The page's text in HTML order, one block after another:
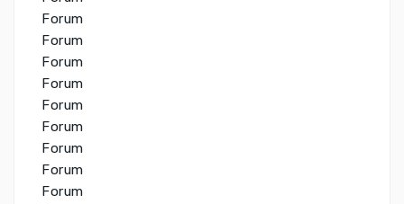
Forum
Forum
Forum
Forum
Forum
Forum
Forum
Forum
Forum